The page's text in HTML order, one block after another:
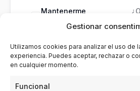
Gestionar
Utilizamos cookies para analizar el uso de
experiencia. Puedes aceptar, rechazar o
en cualquier momento.
Funcional
Mantenerme
conectado
Acceder